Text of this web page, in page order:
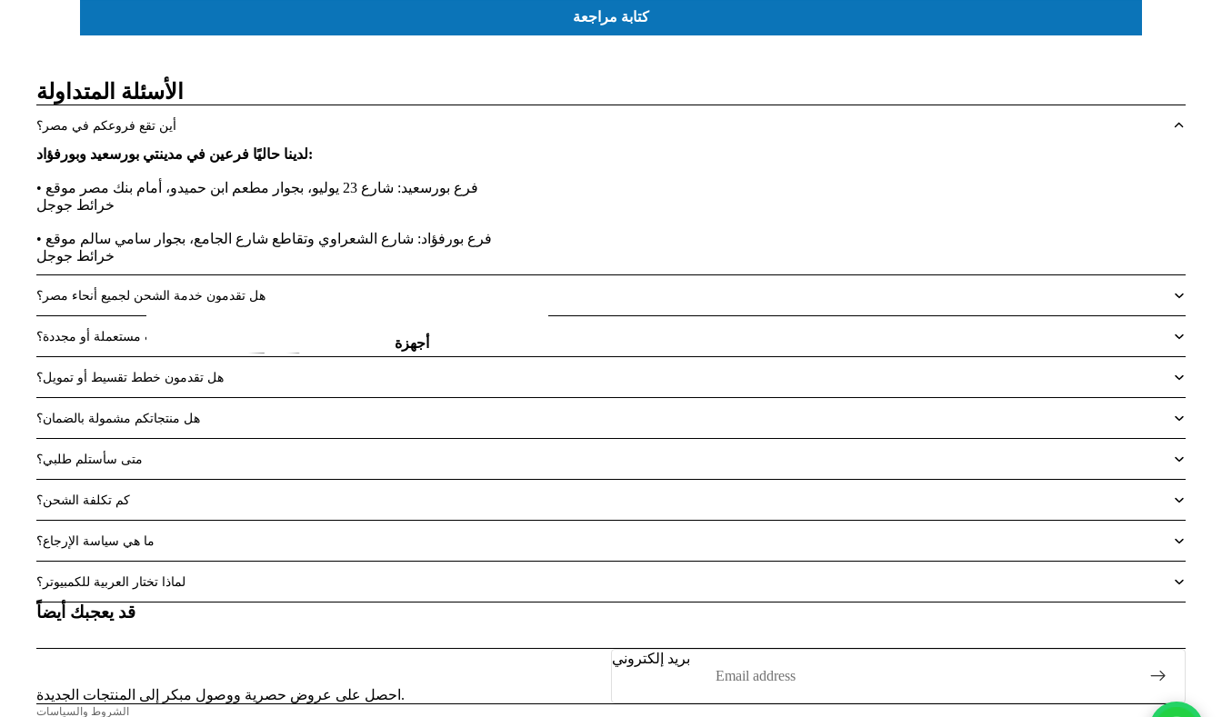
س
سماعة
أجهزة
كتابة مراجعة
الأسئلة المتداولة
أين تقع فروعكم في مصر؟
لدينا حاليًا فرعين في مدينتي بورسعيد وبورفؤاد:
• فرع بورسعيد: شارع 23 يوليو، بجوار مطعم ابن حميدو، أمام بنك مصر
موقع
خرائط جوجل
• فرع بورفؤاد: شارع الشعراوي وتقاطع شارع الجامع، بجوار سامي سالم موقع
خرائط جوجل
هل تقدمون خدمة الشحن لجميع أنحاء مصر؟
هل تبيعون منتجات مستعملة أو مجددة؟
هل تقدمون خطط تقسيط أو تمويل؟
هل منتجاتكم مشمولة بالضمان؟
متى سأستلم طلبي؟
كم تكلفة الشحن؟
ما هي سياسة الإرجاع؟
لماذا تختار العربية للكمبيوتر؟
قد يعجبك أيضاً
احصل على عروض حصرية ووصول مبكر إلى المنتجات الجديدة.
بريد إلكتروني
الشروط والسياسات
سياسة الاسترجاع
سياسة الخصوصية
شروط الخدمة